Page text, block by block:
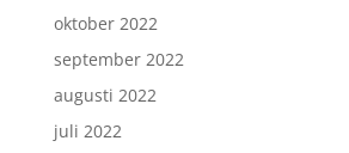
oktober 2022
september 2022
augusti 2022
juli 2022